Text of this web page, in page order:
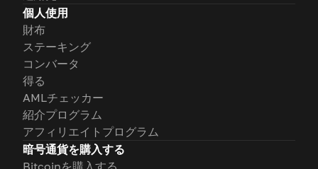
個人使用
財布
ステーキング
コンバータ
得る
AMLチェッカー
紹介プログラム
アフィリエイトプログラム
暗号通貨を購入する